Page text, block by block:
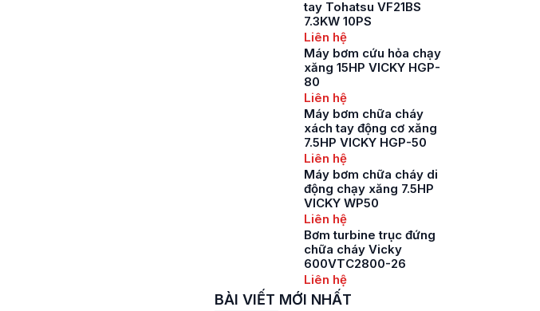
tay Tohatsu VF21BS
7.3KW 10PS
Liên hệ
Máy bơm cứu hỏa chạy
xăng 15HP VICKY HGP-
80
Liên hệ
Máy bơm chữa cháy
xách tay động cơ xăng
7.5HP VICKY HGP-50
Liên hệ
Máy bơm chữa cháy di
động chạy xăng 7.5HP
VICKY WP50
Liên hệ
Bơm turbine trục đứng
chữa cháy Vicky
600VTC2800-26
Liên hệ
BÀI VIẾT MỚI NHẤT